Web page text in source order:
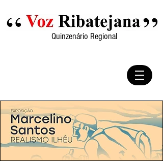
Quinzenário Regional